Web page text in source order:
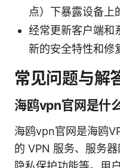
点）下暴露设备上
经常更新客户端和
新的安全特性和修
常见问题与解
海鸥vpn官网是什
海鸥vpn官网是海鸥
的 VPN 服务、服务